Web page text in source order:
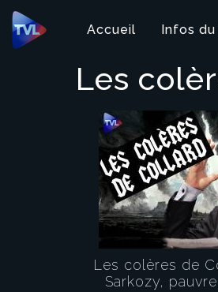
Panneau de gestion des cookies
Accueil Infos
Les
Les colères de
Sarkozy,